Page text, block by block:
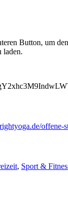
Button, um
laden.
offene-
, Sport &